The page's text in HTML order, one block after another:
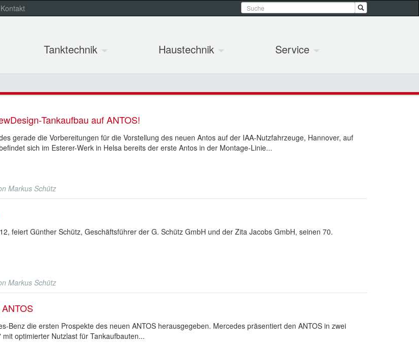
Kontakt
Tanktechnik Haustechnik Service
Tankaufbau auf ANTOS!
gerade die Vorbereitungen für die Vorstellung des neuen Antos auf der IAA-Nutzfahrzeuge, Hannover, auf
sich im Esterer-Werk in Helsa bereits der erste Antos in der Montage-Linie...
Markus Schütz
feiert Günther Schütz, Geschäftsführer der G. Schütz GmbH und der Zita Jacobs GmbH, seinen 70.
Markus Schütz
Benz die ersten Prospekte des neuen ANTOS herausgegeben. Mercedes präsentiert den ANTOS in zwei
optimierter Nutzlast für Tankaufbauten...